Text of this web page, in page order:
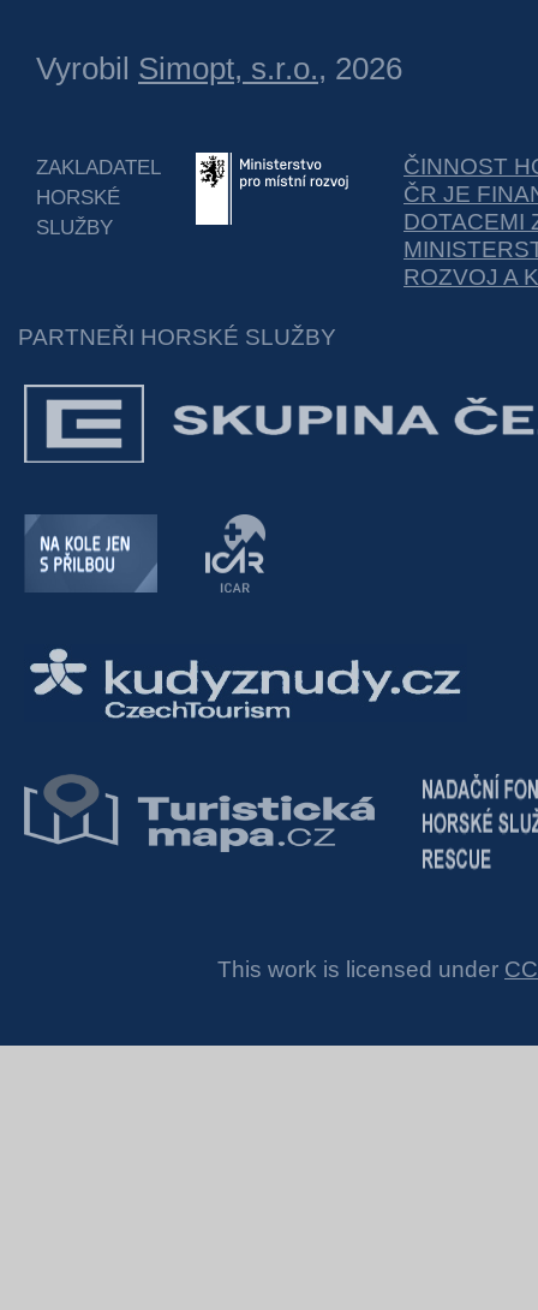
Vyrobil Simopt, s.r.o., 2026
ZAKLADATEL
HORSKÉ
SLUŽBY
ČINNOST
ČR JE
DOTACEMI
ROZVOJ A
PARTNEŘI HORSKÉ SLUŽBY
This work is licensed under